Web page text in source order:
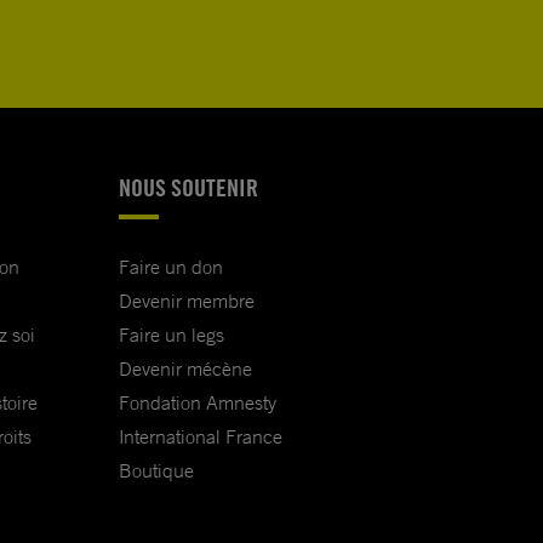
soi
NOUS SOUTENIR
Faire un don
Devenir membre
Faire un legs
Devenir mécène
Fondation Amnesty
International France
Boutique